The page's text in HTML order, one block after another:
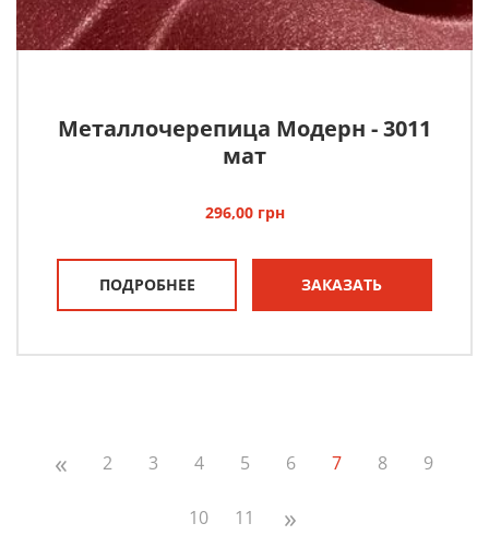
Металлочерепица Модерн - 3011
мат
296,00 грн
ПОДРОБНЕЕ ЗАКАЗАТЬ
« 2 3 4 5 6 7 8 9
10 11 »